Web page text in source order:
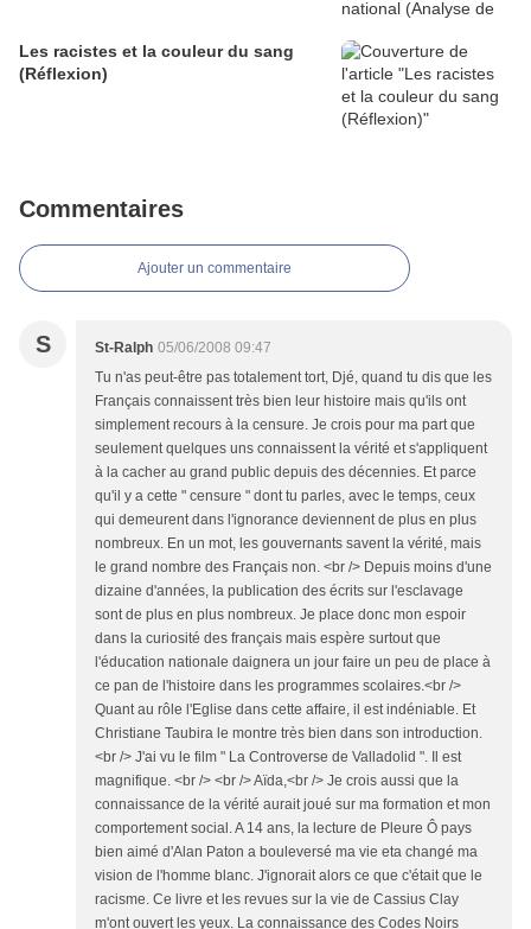
Les racistes et la couleur du sang
(Réflexion)
Commentaires
Ajouter un commentaire
S St-Ralph 05/06/2008 09:47
Tu n'as peut-être pas totalement tort, Djé, quand tu dis que les
Français connaissent très bien leur histoire mais qu'ils ont
simplement recours à la censure. Je crois pour ma part que
seulement quelques uns connaissent la vérité et s'appliquent
à la cacher au grand public depuis des décennies. Et parce
qu'il y a cette " censure " dont tu parles, avec le temps, ceux
qui demeurent dans l'ignorance deviennent de plus en plus
nombreux. En un mot, les gouvernants savent la vérité, mais
le grand nombre des Français non. <br /> Depuis moins d'une
dizaine d'années, la publication des écrits sur l'esclavage
sont de plus en plus nombreux. Je place donc mon espoir
dans la curiosité des français mais espère surtout que
l'éducation nationale daignera un jour faire un peu de place à
ce pan de l'histoire dans les programmes scolaires.<br />
Quant au rôle l'Eglise dans cette affaire, il est indéniable. Et
Christiane Taubira le montre très bien dans son introduction.
<br /> J'ai vu le film " La Controverse de Valladolid ". Il est
magnifique. <br /> <br /> Aïda,<br /> Je crois aussi que la
connaissance de la vérité aurait joué sur ma formation et mon
comportement social. A 14 ans, la lecture de Pleure Ô pays
bien aimé d'Alan Paton a bouleversé ma vie eta changé ma
vision de l'homme blanc. J'ignorait alors ce que c'était que le
racisme. Ce livre et les revues sur la vie de Cassius Clay
m'ont ouvert les yeux. La connaissance des Codes Noirs